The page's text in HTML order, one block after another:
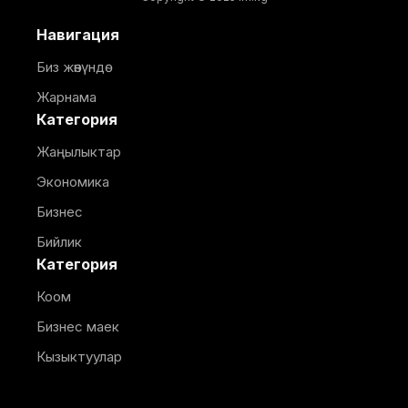
Навигация
Биз жөнүндө
Жарнама
Категория
Жаңылыктар
Экономика
Бизнес
Бийлик
Категория
Коом
Бизнес маек
Кызыктуулар